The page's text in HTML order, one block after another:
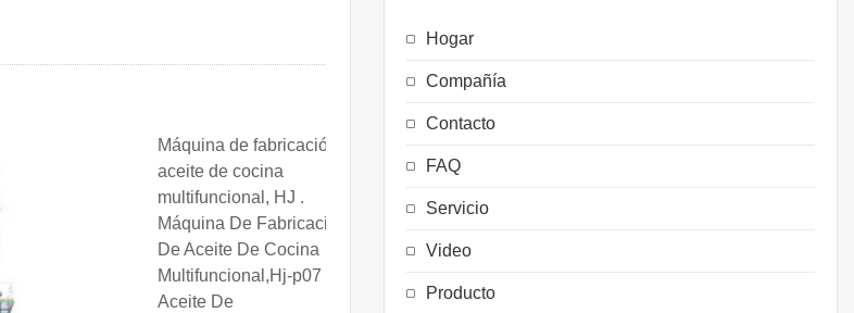
Máquina de fabricación de
aceite de cocina
multifuncional, HJ .
Máquina De Fabricación
De Aceite De Cocina
Multifuncional,Hj-p07 De
Aceite De
Hogar
Compañía
Contacto
FAQ
Servicio
Video
Producto